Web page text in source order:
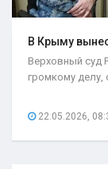
В Крыму
Верховный суд
громкому делу,
22.05.2026,